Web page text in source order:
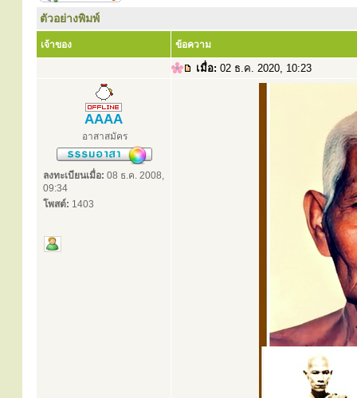
ตัวอย่างพิมพ์
เจ้าของ ข้อความ
เมื่อ: 02 ธ.ค. 2020, 10:23
AAAA
อาสาสมัคร
ลงทะเบียนเมื่อ: 08 ธ.ค. 2008,
09:34
โพสต์: 1403